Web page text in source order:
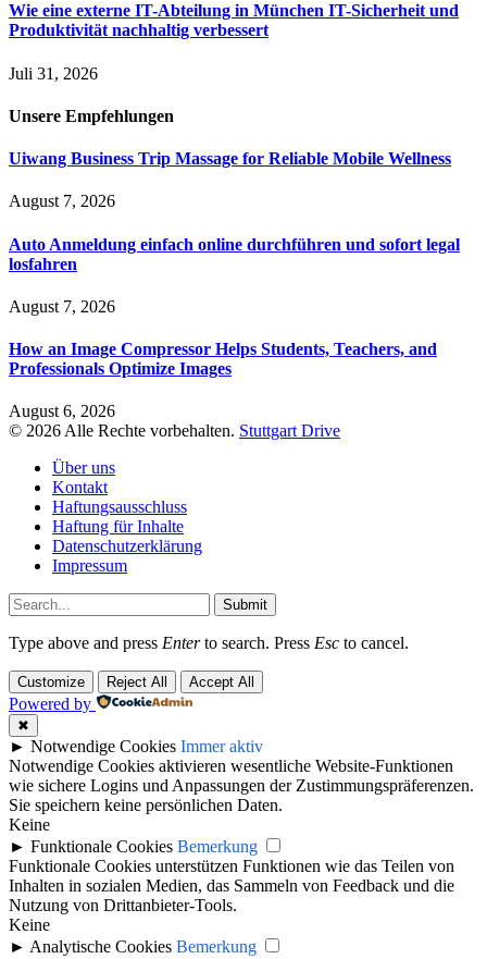
Wie eine externe IT-Abteilung in München IT-Sicherheit und
Produktivität nachhaltig verbessert
Juli 31, 2026
Unsere Empfehlungen
Uiwang Business Trip Massage for Reliable Mobile Wellness
August 7, 2026
Auto Anmeldung einfach online durchführen und sofort legal
losfahren
August 7, 2026
How an Image Compressor Helps Students, Teachers, and
Professionals Optimize Images
August 6, 2026
© 2026 Alle Rechte vorbehalten. Stuttgart Drive
Über uns
Kontakt
Haftungsausschluss
Haftung für Inhalte
Datenschutzerklärung
Impressum
Submit
Type above and press Enterto search. Press Esc to cancel.
Customize Reject All Accept All
Powered by
✖
► Notwendige Cookies Immer aktiv
Notwendige Cookies aktivieren wesentliche Website-Funktionen
wie sichere Logins und Anpassungen der Zustimmungspräferenzen.
Sie speichern keine persönlichen Daten.
Keine
► Funktionale Cookies Bemerkung
Funktionale Cookies unterstützen Funktionen wie das Teilen von
Inhalten in sozialen Medien, das Sammeln von Feedback und die
Nutzung von Drittanbieter-Tools.
Keine
► Analytische Cookies Bemerkung